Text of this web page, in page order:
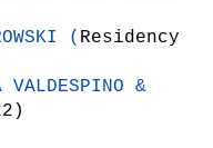
( Residency
VALDESPINO &